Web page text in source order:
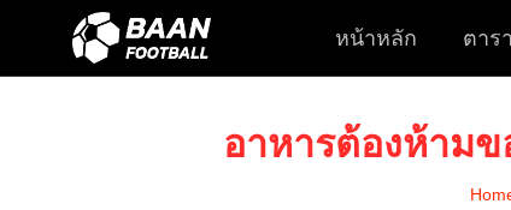
หน้าหลัก ตาร
อาหารต้องห้าม